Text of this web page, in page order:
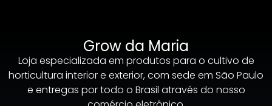
Grow da Maria
Loja especializada em produtos para o cultivo de
horticultura interior e exterior, com sede em São Paulo
e entregas por todo o Brasil através do nosso